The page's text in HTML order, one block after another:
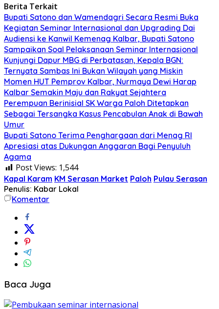
Berita Terkait
Bupati Satono dan Wamendagri Secara Resmi Buka
Kegiatan Seminar Internasional dan Upgrading Dai
Audiensi ke Kanwil Kemenag Kalbar, Bupati Satono
Sampaikan Soal Pelaksanaan Seminar Internasional
Kunjungi Dapur MBG di Perbatasan, Kepala BGN:
Ternyata Sambas Ini Bukan Wilayah yang Miskin
Momen HUT Pemprov Kalbar, Nurmaya Dewi Harap
Kalbar Semakin Maju dan Rakyat Sejahtera
Perempuan Berinisial SK Warga Paloh Ditetapkan
Sebagai Tersangka Kasus Pencabulan Anak di Bawah
Umur
Bupati Satono Terima Penghargaan dari Menag RI
Apresiasi atas Dukungan Anggaran Bagi Penyuluh
Agama
Post Views: 1,544
Kapal Karam KM Serasan Market Paloh Pulau Serasan
Penulis: Kabar Lokal
Komentar
Baca Juga